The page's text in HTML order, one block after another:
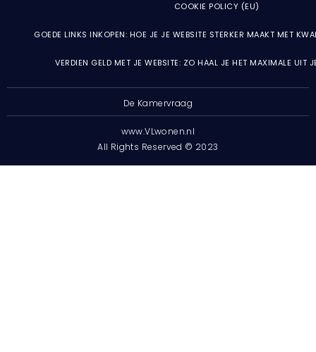
COOKIE POLICY (EU)
GOEDE LINKS INKOPEN: HOE JE JE WEBSITE STERKER MAAKT MET
VERDIEN GELD MET JE WEBSITE: ZO HAAL JE HET MAXIMALE UIT
De Kamervraag
www.VLwonen.nl
All Rights Reserved © 2023